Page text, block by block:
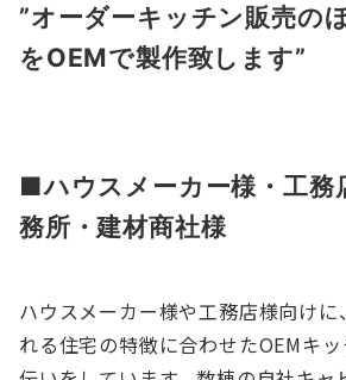
”オーダーキッチン販売の
をOEMで製作致します”
■ハウスメーカー様・工務
務所・建材商社様
ハウスメーカー様や工務店様向けに
れる住宅の特徴に合わせたOEMキ